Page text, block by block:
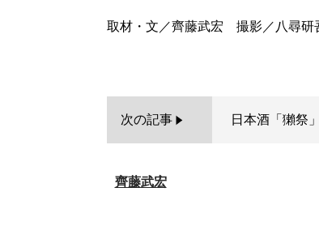
取材・文／齊藤武宏 撮影／八尋研
次の記事 日本酒「獺祭
齊藤武宏